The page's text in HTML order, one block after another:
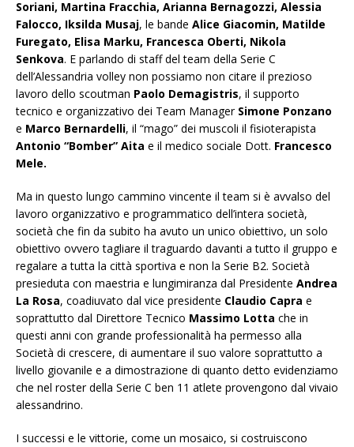
Soriani, Martina Fracchia, Arianna Bernagozzi, Alessia
Falocco, Iksilda Musaj, le bande Alice Giacomin, Matilde
Furegato, Elisa Marku, Francesca Oberti, Nikola
Senkova. E parlando di staff del team della Serie C
dell’Alessandria volley non possiamo non citare il prezioso
lavoro dello scoutman Paolo Demagistris, il supporto
tecnico e organizzativo dei Team Manager Simone Ponzano
e Marco Bernardelli, il “mago” dei muscoli il fisioterapista
Antonio “Bomber” Aita e il medico sociale Dott. Francesco
Mele.
Ma in questo lungo cammino vincente il team si è avvalso del
lavoro organizzativo e programmatico dell’intera società,
società che fin da subito ha avuto un unico obiettivo, un solo
obiettivo ovvero tagliare il traguardo davanti a tutto il gruppo e
regalare a tutta la città sportiva e non la Serie B2. Società
presieduta con maestria e lungimiranza dal Presidente Andrea
La Rosa, coadiuvato dal vice presidente Claudio Capra e
soprattutto dal Direttore Tecnico Massimo Lotta che in
questi anni con grande professionalità ha permesso alla
Società di crescere, di aumentare il suo valore soprattutto a
livello giovanile e a dimostrazione di quanto detto evidenziamo
che nel roster della Serie C ben 11 atlete provengono dal vivaio
alessandrino.
I successi e le vittorie, come un mosaico, si costruiscono